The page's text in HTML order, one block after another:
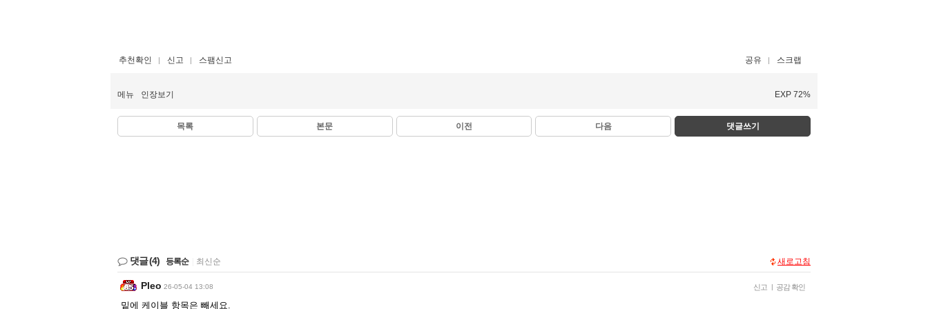
추천확인 신고 스팸신고 공유 스크랩
메뉴 인장보기 EXP 72%
목록 본문 이전 다음 댓글쓰기
댓글(4) 등록순 최신순 새로고침
Pleo 26-05-04 13:08 신고 | 공감 확인
밑에 케이블 항목은 빼세요.